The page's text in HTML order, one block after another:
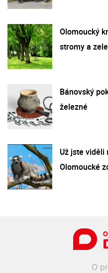
Olomoucký
stromy a
Bánovský
železné
Už jste
Olomoucké
O